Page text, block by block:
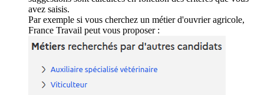
avez saisis.
Par exemple si vous cherchez un métier d'ouvrier agricole,
France Travail peut vous proposer :